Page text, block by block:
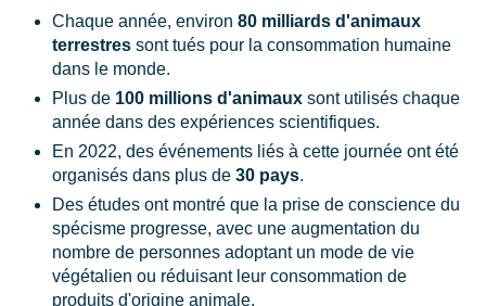
Chaque année, environ 80 milliards d'animaux
terrestres sont tués pour la consommation humaine
dans le monde.
Plus de 100 millions d'animaux sont utilisés chaque
année dans des expériences scientifiques.
En 2022, des événements liés à cette journée ont été
organisés dans plus de 30 pays.
Des études ont montré que la prise de conscience du
spécisme progresse, avec une augmentation du
nombre de personnes adoptant un mode de vie
végétalien ou réduisant leur consommation de
produits d'origine animale.